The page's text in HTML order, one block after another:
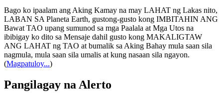
Bago ko ipaalam ang Aking Kamay na may LAHAT ng Lakas nito,
LABAN SA Planeta Earth, gustong-gusto kong IMBITAHIN ANG
Bawat TAO upang sumunod sa mga Paalala at Mga Utos na
ibibigay ko dito sa Mensaje dahil gusto kong MAKALIGTAW
ANG LAHAT ng TAO at bumalik sa Aking Bahay mula saan sila
nagmula, mula saan sila umalis at kung nasaan sila ngayon.
(Magpatuloy...)
Pangilagay na Alerto